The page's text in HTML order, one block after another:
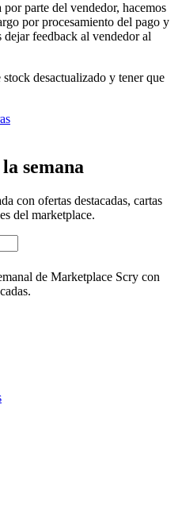
parte del vendedor, hacemos
por procesamiento del pago y
feedback al vendedor al
desactualizado y tener que
semana
con ofertas destacadas, cartas
del marketplace.
de Marketplace Scry con